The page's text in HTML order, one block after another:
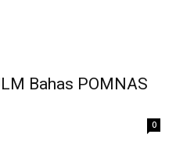
Bahas POMNAS
0